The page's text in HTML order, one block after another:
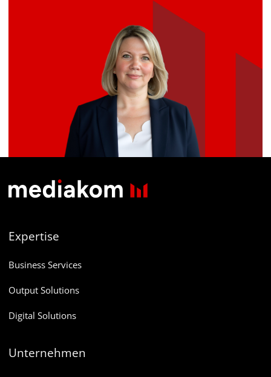
Footer
Expertise
Business Services
Output Solutions
Digital Solutions
Unternehmen